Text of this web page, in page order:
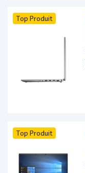
Top Produit
Top Produit